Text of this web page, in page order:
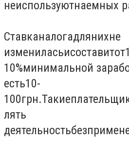
неиспользуютнаемных
Ставканалогадлянихне
измениласьисоставитот
10%минимальной
есть10-
100грн.Такие
лять
деятельностьбез